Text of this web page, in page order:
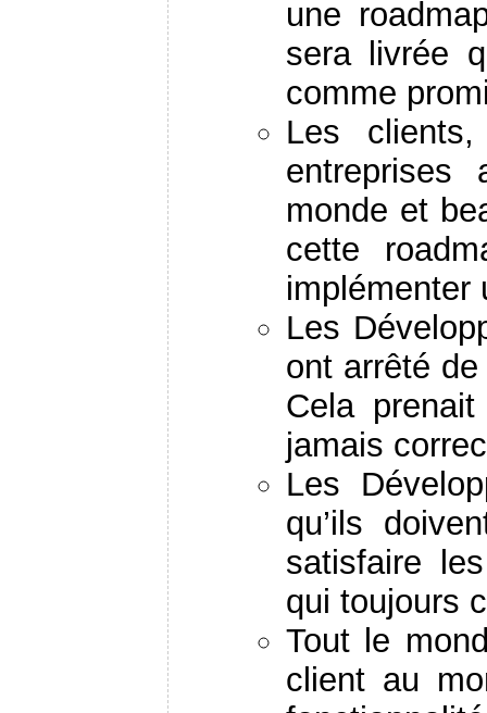
une
sera livrée
comme
Les
entreprises
monde et
cette
implémenter
Les
ont arrêté
Cela
jamais
Les
qu’ils
satisfaire
qui toujours
Tout le
client au